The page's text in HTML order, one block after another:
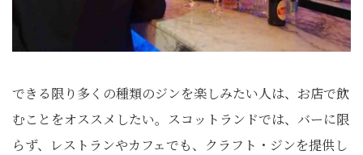
できる限り多くの種類のジンを楽しみたい人は、お店で飲
むことをオススメしたい。スコットランドでは、バーに限
らず、レストランやカフェでも、クラフト・ジンを提供し